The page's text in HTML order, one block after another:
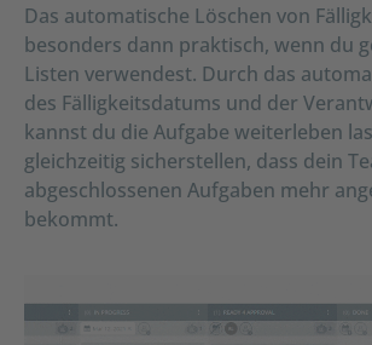
Das automatische Löschen von
besonders dann praktisch, wenn du
Listen verwendest. Durch das
des Fälligkeitsdatums und der
kannst du die Aufgabe weiterleben
gleichzeitig sicherstellen, dass dein
abgeschlossenen Aufgaben mehr
bekommt.